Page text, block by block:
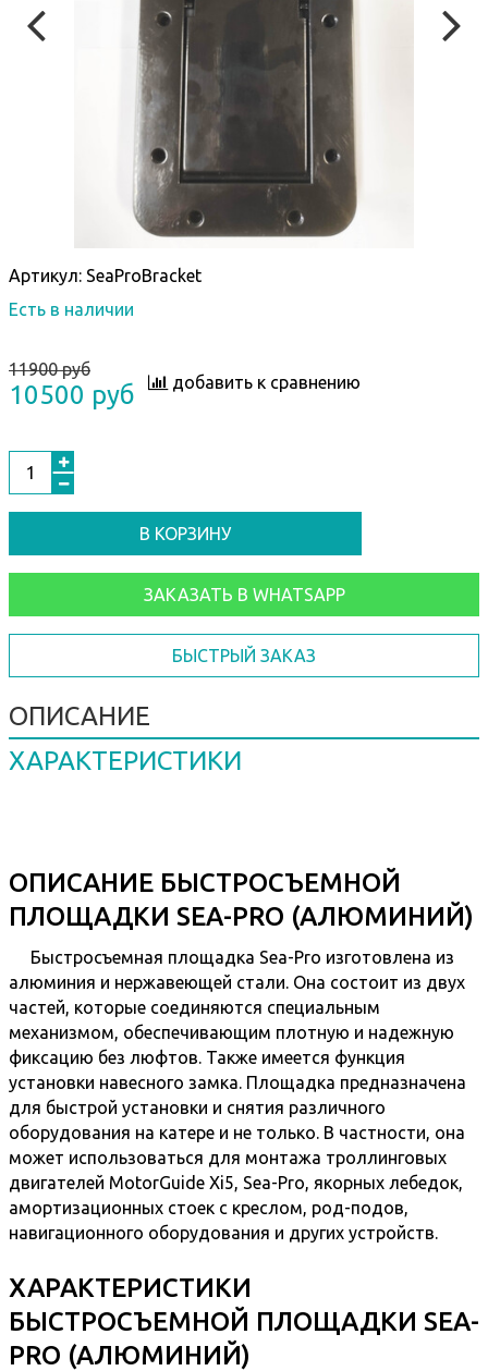
Артикул: SeaProBracket
Есть в наличии
11900 руб
10500 руб добавить к сравнению
В КОРЗИНУ
ЗАКАЗАТЬ В WHATSAPP
БЫСТРЫЙ ЗАКАЗ
ОПИСАНИЕ
ХАРАКТЕРИСТИКИ
ОПИСАНИЕ БЫСТРОСЪЕМНОЙ
ПЛОЩАДКИ SEA-PRO (АЛЮМИНИЙ)
Быстросъемная площадка Sea-Pro изготовлена из
алюминия и нержавеющей стали. Она состоит из двух
частей, которые соединяются специальным
механизмом, обеспечивающим плотную и надежную
фиксацию без люфтов. Также имеется функция
установки навесного замка. Площадка предназначена
для быстрой установки и снятия различного
оборудования на катере и не только. В частности, она
может использоваться для монтажа троллинговых
двигателей MotorGuide Xi5, Sea-Pro, якорных лебедок,
амортизационных стоек с креслом, род-подов,
навигационного оборудования и других устройств.
ХАРАКТЕРИСТИКИ
БЫСТРОСЪЕМНОЙ ПЛОЩАДКИ SEA-
PRO (АЛЮМИНИЙ)